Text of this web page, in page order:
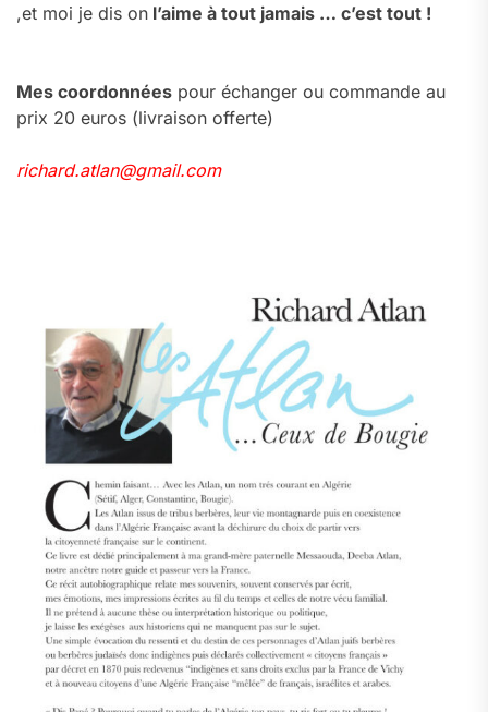
,et moi je dis on l’aime à tout jamais … c’est tout !
Mes coordonnées pour échanger ou commande au
prix 20 euros (livraison offerte)
richard.atlan@gmail.com